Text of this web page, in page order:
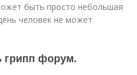
быть просто небольшая
человек не может
грипп форум.